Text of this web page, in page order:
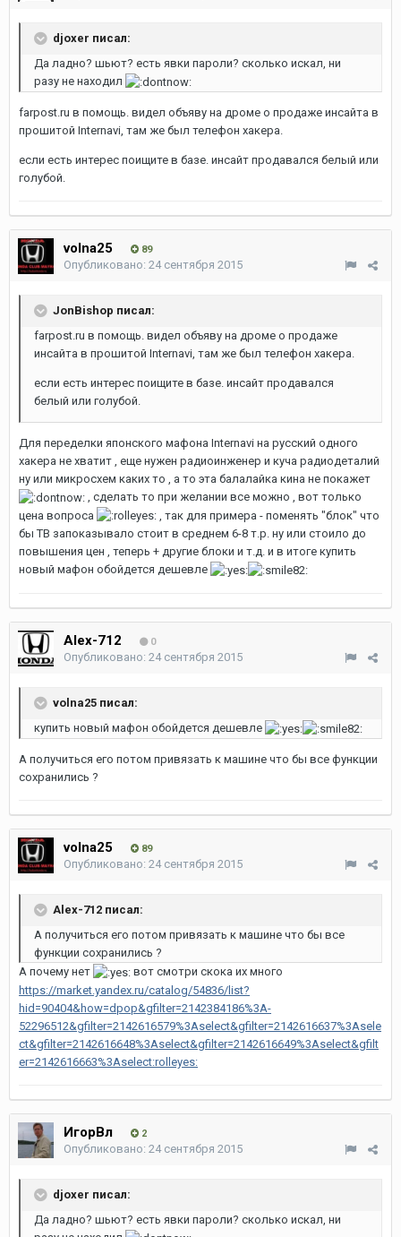
djoxer писал:
Да ладно? шьют? есть явки пароли? сколько искал, ни
разу не находил
farpost.ru в помощь. видел объяву на дроме о продаже инсайта в
прошитой Internavi, там же был телефон хакера.
если есть интерес поищите в базе. инсайт продавался белый или
голубой.
volna25 89
Опубликовано: 24 сентября 2015
JonBishop писал:
farpost.ru в помощь. видел объяву на дроме о продаже
инсайта в прошитой Internavi, там же был телефон хакера.
если есть интерес поищите в базе. инсайт продавался
белый или голубой.
Для переделки японского мафона Internavi на русский одного
хакера не хватит , еще нужен радиоинженер и куча радиодеталий
ну или микросхем каких то , а то эта балалайка кина не покажет
, сделать то при желании все можно , вот только
цена вопроса
, так для примера - поменять "блок" что
бы ТВ запоказывало стоит в среднем 6-8 т.р. ну или стоило до
повышения цен , теперь + другие блоки и т.д. и в итоге купить
новый мафон обойдется дешевле
Alex-712 0
Опубликовано: 24 сентября 2015
volna25 писал:
купить новый мафон обойдется дешевле
А получиться его потом привязать к машине что бы все функции
сохранились ?
volna25 89
Опубликовано: 24 сентября 2015
Alex-712 писал:
А получиться его потом привязать к машине что бы все
функции сохранились ?
А почему нет
вот смотри скока их много
https://market.yandex.ru/catalog/54836/list?
hid=90404&how=dpop&gfilter=2142384186%3A-
52296512&gfilter=2142616579%3Aselect&gfilter=2142616637%3Asele
ct&gfilter=2142616648%3Aselect&gfilter=2142616649%3Aselect&gfilt
er=2142616663%3Aselect:rolleyes:
ИгорВл 2
Опубликовано: 24 сентября 2015
djoxer писал:
Да ладно? шьют? есть явки пароли? сколько искал, ни